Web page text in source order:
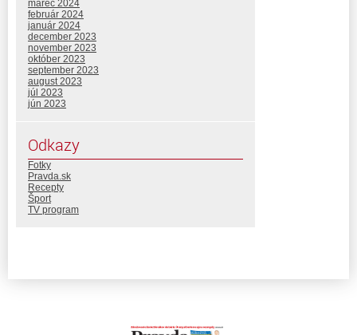
marec 2024
február 2024
január 2024
december 2023
november 2023
október 2023
september 2023
august 2023
júl 2023
jún 2023
Odkazy
Fotky
Pravda.sk
Recepty
Šport
TV program